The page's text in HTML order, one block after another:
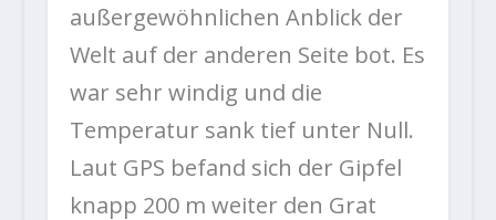
außergewöhnlichen Anblick der
Welt auf der anderen Seite bot. Es
war sehr windig und die
Temperatur sank tief unter Null.
Laut GPS befand sich der Gipfel
knapp 200 m weiter den Grat